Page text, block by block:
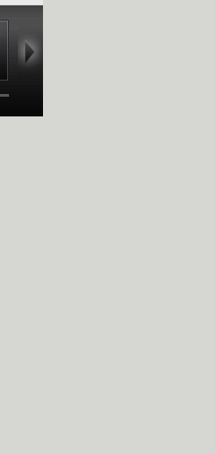
迹行（57） 珠玑
巷的民俗表演